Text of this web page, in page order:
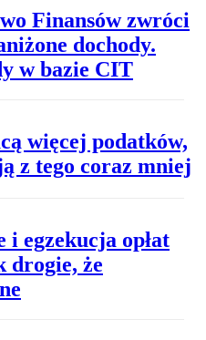
Finansów zwróci
dochody.
w bazie CIT
więcej podatków,
z tego coraz mniej
i egzekucja opłat
drogie, że